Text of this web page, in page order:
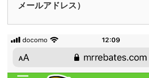
メールアドレス）